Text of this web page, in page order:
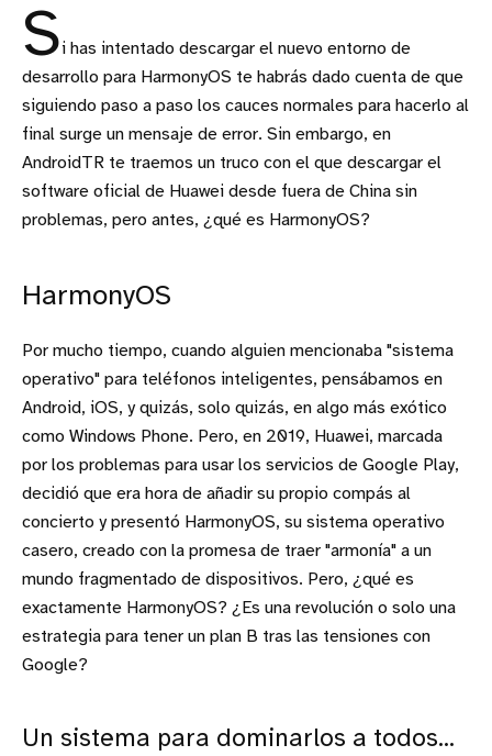
Si has intentado descargar el nuevo entorno de
desarrollo para HarmonyOS te habrás dado cuenta de que
siguiendo paso a paso los cauces normales para hacerlo al
final surge un mensaje de error. Sin embargo, en
AndroidTR te traemos un truco con el que descargar el
software oficial de Huawei desde fuera de China sin
problemas, pero antes, ¿qué es HarmonyOS?
HarmonyOS
Por mucho tiempo, cuando alguien mencionaba "sistema
operativo" para teléfonos inteligentes, pensábamos en
Android, iOS, y quizás, solo quizás, en algo más exótico
como Windows Phone. Pero, en 2019, Huawei, marcada
por los problemas para usar los servicios de Google Play,
decidió que era hora de añadir su propio compás al
concierto y presentó HarmonyOS, su sistema operativo
casero, creado con la promesa de traer "armonía" a un
mundo fragmentado de dispositivos. Pero, ¿qué es
exactamente HarmonyOS? ¿Es una revolución o solo una
estrategia para tener un plan B tras las tensiones con
Google?
Un sistema para dominarlos a todos...